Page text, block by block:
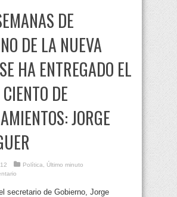
DE
DE LA NUEVA
HA ENTREGADO EL
DE
JORGE
Política, Último minuto
secretario de Gobierno, Jorge